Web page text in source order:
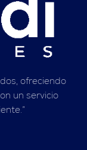
ofreciendo
un servicio